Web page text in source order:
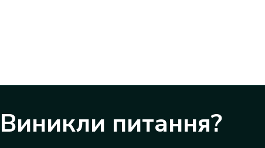
Виникли питання?